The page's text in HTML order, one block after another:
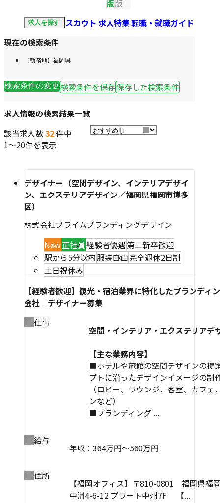
版版
求人を探す スカウト 求人特集転職・就職ガイド
現在の検索条件
【勤務地】福岡県
検索条件の変更検索条件を保存保存した検索条件
求人情報の検索結果一覧
該当求人数32件中
1～20件を表示
デザイナー（空間デザイン、インテリアデザイ
ン、エクステリアデザイン／福岡県福岡市博多
区）
株式会社プライムブランディングデザイン
New正社員経験者優遇第二新卒歓迎
駅から5分以内服装自由完全週休2日制
土日祝休み
【経験者歓迎】観光・宿泊業界に特化したブランディ
会社｜デザイナー募集
仕事
空間・インテリア・エクステリアデ
【主な業務内容】
■ホテルや旅館の空間デザインの提
プトに沿ったデザインイメージの制
（ロビー、ラウンジ、客室、カフェ
ンなど）
■ブランディング ...
給与
年収：364万円～560万円
住所
【福岡オフィス】〒810-0801 福岡県福
中洲4-6-12 プラート中州7F 【...